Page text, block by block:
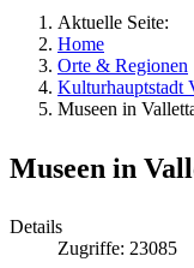
Aktuelle Seite:
Home
Orte & Regionen
Kulturhauptstadt
Museen in
Museen in
Details
Zugriffe: 23085